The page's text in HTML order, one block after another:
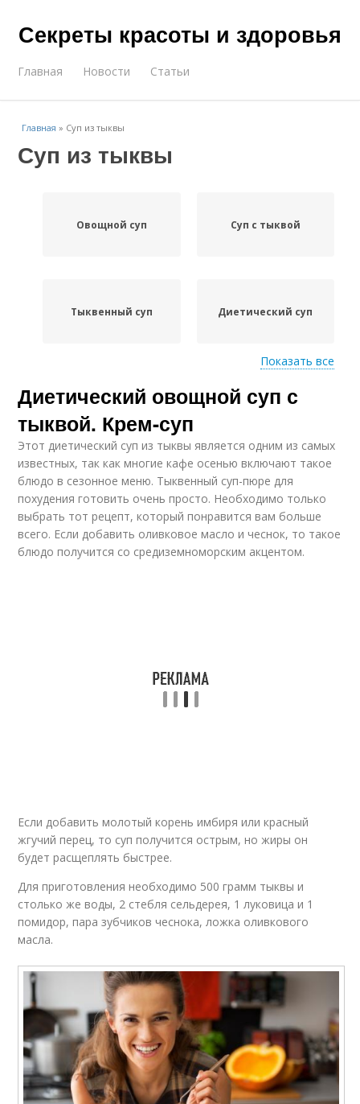
Секреты красоты и здоровья
Главная Новости Статьи
Главная » Суп из тыквы
Суп из тыквы
Овощной суп Суп с тыквой
Тыквенный суп Диетический суп
Суп-пюра из тыквы Тыква при диете
Тыква для организма Блюда из тыквы
Чипсы из тыквы
Рецепты из тыквы Каша из тыквы
Салат из тыквы Тушеная тыква
Рагу из тыквы Тыквы при похудении
Показать все
Диетический овощной суп с
тыквой. Крем-суп
Этот диетический суп из тыквы является одним из самых
известных, так как многие кафе осенью включают такое
блюдо в сезонное меню. Тыквенный суп-пюре для
похудения готовить очень просто. Необходимо только
выбрать тот рецепт, который понравится вам больше
всего. Если добавить оливковое масло и чеснок, то такое
блюдо получится со средиземноморским акцентом.
Если добавить молотый корень имбиря или красный
жгучий перец, то суп получится острым, но жиры он
будет расщеплять быстрее.
Для приготовления необходимо 500 грамм тыквы и
столько же воды, 2 стебля сельдерея, 1 луковица и 1
помидор, пара зубчиков чеснока, ложка оливкового
масла.